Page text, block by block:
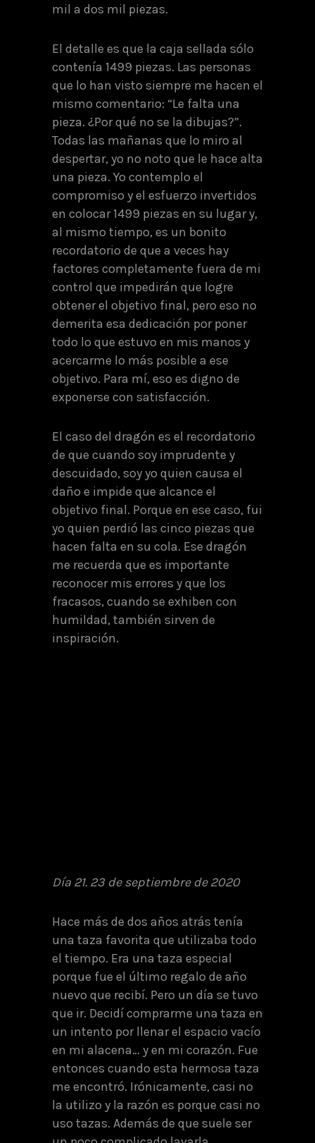
mil a dos mil piezas.
El detalle es que la caja sellada sólo
contenía 1499 piezas. Las personas
que lo han visto siempre me hacen el
mismo comentario: “Le falta una
pieza. ¿Por qué no se la dibujas?”.
Todas las mañanas que lo miro al
despertar, yo no noto que le hace alta
una pieza. Yo contemplo el
compromiso y el esfuerzo invertidos
en colocar 1499 piezas en su lugar y,
al mismo tiempo, es un bonito
recordatorio de que a veces hay
factores completamente fuera de mi
control que impedirán que logre
obtener el objetivo final, pero eso no
demerita esa dedicación por poner
todo lo que estuvo en mis manos y
acercarme lo más posible a ese
objetivo. Para mí, eso es digno de
exponerse con satisfacción.
El caso del dragón es el recordatorio
de que cuando soy imprudente y
descuidado, soy yo quien causa el
daño e impide que alcance el
objetivo final. Porque en ese caso, fui
yo quien perdió las cinco piezas que
hacen falta en su cola. Ese dragón
me recuerda que es importante
reconocer mis errores y que los
fracasos, cuando se exhiben con
humildad, también sirven de
inspiración.
Día 21. 23 de septiembre de 2020
Hace más de dos años atrás tenía
una taza favorita que utilizaba todo
el tiempo. Era una taza especial
porque fue el último regalo de año
nuevo que recibí. Pero un día se tuvo
que ir. Decidí comprarme una taza en
un intento por llenar el espacio vacío
en mi alacena… y en mi corazón. Fue
entonces cuando esta hermosa taza
me encontró. Irónicamente, casi no
la utilizo y la razón es porque casi no
uso tazas. Además de que suele ser